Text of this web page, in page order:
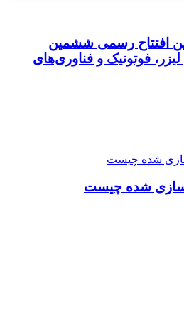
افتتاح رسمی ششمین
فوتونیک و فناوری‌های
سازی شده چیست